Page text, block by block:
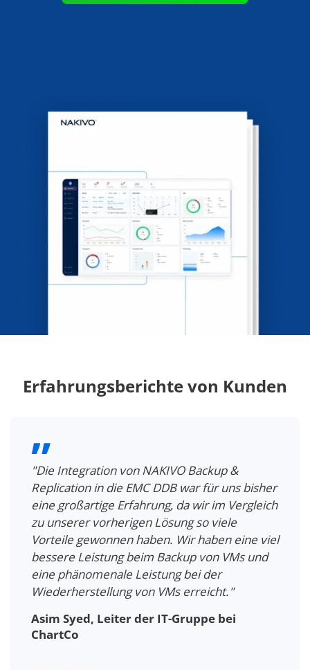
Erfahrungsberichte von Kunden
"Die Integration von NAKIVO Backup &
Replication in die EMC DDB war für uns bisher
eine großartige Erfahrung, da wir im Vergleich
zu unserer vorherigen Lösung so viele
Vorteile gewonnen haben. Wir haben eine viel
bessere Leistung beim Backup von VMs und
eine phänomenale Leistung bei der
Wiederherstellung von VMs erreicht."
Asim Syed, Leiter der IT-Gruppe bei
ChartCo